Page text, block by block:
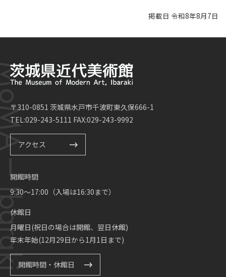
掲載日 令和8年8月7日
〒310-0851 茨城県水戸市千波町東久保666-1
TEL:029-243-5111 FAX:029-243-9992
アクセス
開館時間
9:30～17:00（入場は16:30まで）
休館日
月曜日(祝日の場合は開館、翌日休館)
年末年始(12月29日から1月1日まで)
開館時間・休館日